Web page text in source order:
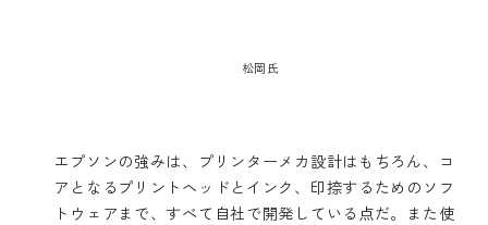
松岡氏
エプソンの強みは、プリンターメカ設計はもちろん、コ
アとなるプリントヘッドとインク、印捺するためのソフ
トウェアまで、すべて自社で開発している点だ。また使